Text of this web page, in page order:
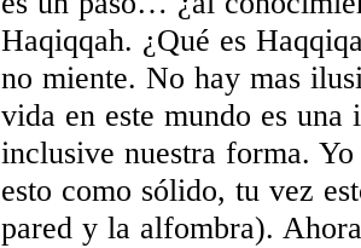
Haqiqqah. ¿Qué es
no miente. No hay mas
vida en este mundo es una
inclusive nuestra forma.
esto como sólido, tu vez
pared y la alfombra).